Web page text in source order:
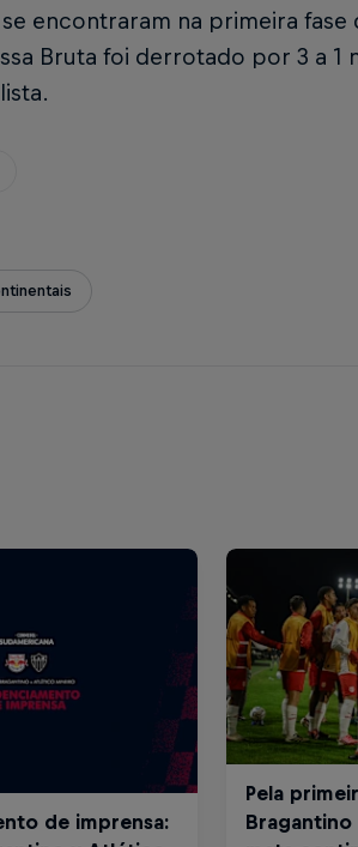
encontraram na primeira
Bruta foi derrotado por 3 a 1